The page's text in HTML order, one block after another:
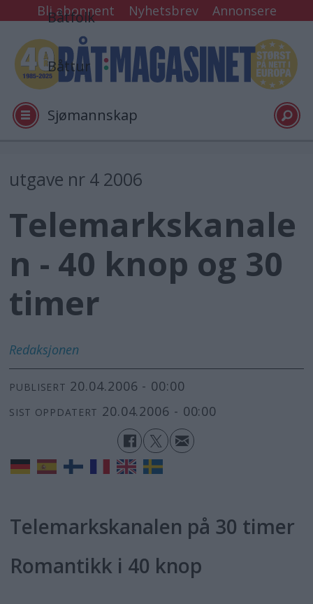
Bli abonnent Nyhetsbrev Annonsere
Båtfolk
Båttur
Sjømannskap
Arkiv
Video
utgave nr 4 2006
Telemarkskanale
n - 40 knop og 30
timer
Redaksjonen
PUBLISERT 20.04.2006 - 00:00
SIST OPPDATERT 20.04.2006 - 00:00
Telemarkskanalen på 30 timer
Romantikk i 40 knop